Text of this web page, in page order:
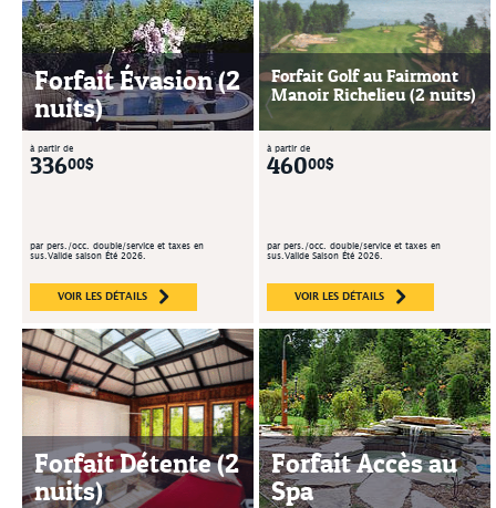
Forfait Évasion (2
nuits)
à partir de
33600$
par pers./occ. double/service et taxes en
sus.Valide saison Été 2026.
VOIR LES DÉTAILS
Forfait Golf au Fairmont
Manoir Richelieu (2 nuits)
à partir de
46000$
par pers./occ. double/service et taxes en
sus.Valide Saison Été 2026.
VOIR LES DÉTAILS
Forfait Détente (2
nuits)
Forfait Accès au
Spa